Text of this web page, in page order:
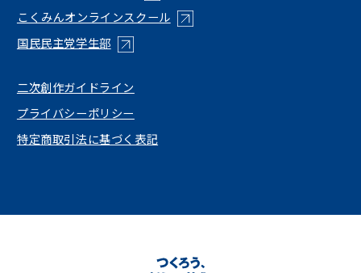
こくみんオンラインスクール（新しいタブで開く）
国民民主党学生部（新しいタブで開く）
二次創作ガイドライン
プライバシーポリシー
特定商取引法に基づく表記